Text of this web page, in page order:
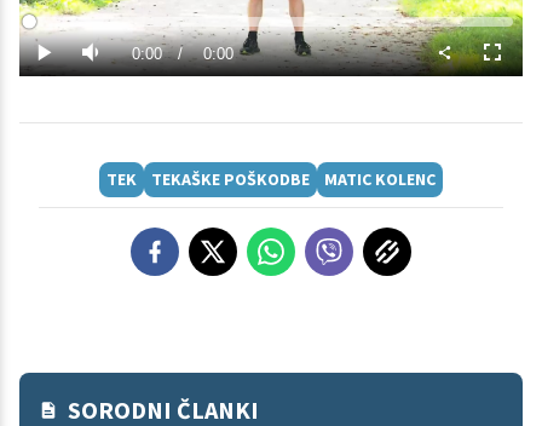
Predvajaj
Predvajaj
Tiho Current
0:00 / Duration
0:00
Loaded
0%
način
TEK TEKAŠKE POŠKODBE MATIC KOLENC
SORODNI ČLANKI